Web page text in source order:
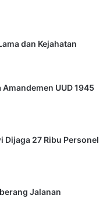
dan Kejahatan
UUD 1945
Dijaga 27 Ribu Personel
Jalanan